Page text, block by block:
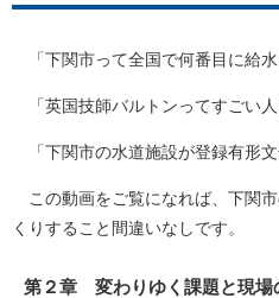
「下関市って全国で何番目に給水
「英国技師バルトンってすごい人
「下関市の水道施設が登録有形
この動画をご覧になれば、下関
くりすること間違いなしです。
第２章 変わりゆく課題と現場